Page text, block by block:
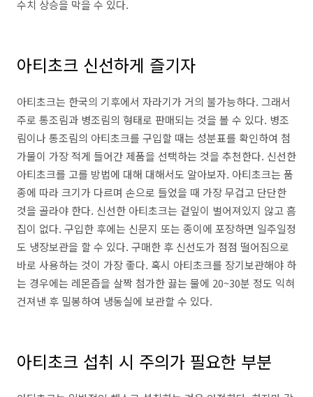
수치 상승을 막을 수 있다.
아티초크 신선하게 즐기자
아티초크는 한국의 기후에서 자라기가 거의 불가능하다. 그래서
주로 통조림과 병조림의 형태로 판매되는 것을 볼 수 있다. 병조
림이나 통조림의 아티초크를 구입할 때는 성분표를 확인하여 첨
가물이 가장 적게 들어간 제품을 선택하는 것을 추천한다. 신선한
아티초크를 고를 방법에 대해 대해서도 알아보자. 아티초크는 품
종에 따라 크기가 다르며 손으로 들었을 때 가장 무겁고 단단한
것을 골라야 한다. 신선한 아티초크는 겉잎이 벌어져있지 않고 흠
집이 없다. 구입한 후에는 신문지 또는 종이에 포장하면 일주일정
도 냉장보관을 할 수 있다. 구매한 후 신선도가 점점 떨어짐으로
바로 사용하는 것이 가장 좋다. 혹시 아티초크를 장기보관해야 하
는 경우에는 레몬즙을 살짝 첨가한 끓는 물에 20~30분 정도 익혀
건져낸 후 밀봉하여 냉동실에 보관할 수 있다.
아티초크 섭취 시 주의가 필요한 부분